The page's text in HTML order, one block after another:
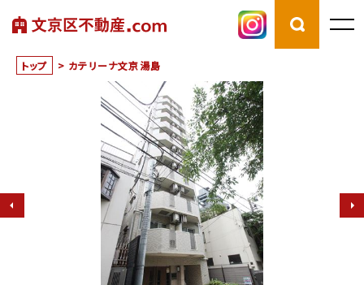
トップ > カテリーナ文京湯島